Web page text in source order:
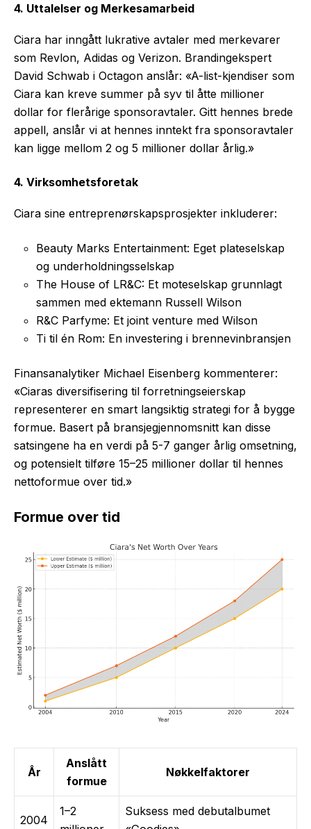
4. Uttalelser og Merkesamarbeid
Ciara har inngått lukrative avtaler med merkevarer
som Revlon, Adidas og Verizon. Brandingekspert
David Schwab i Octagon anslår: «A-list-kjendiser som
Ciara kan kreve summer på syv til åtte millioner
dollar for flerårige sponsoravtaler. Gitt hennes brede
appell, anslår vi at hennes inntekt fra sponsoravtaler
kan ligge mellom 2 og 5 millioner dollar årlig.»
4. Virksomhetsforetak
Ciara sine entreprenørskapsprosjekter inkluderer:
Beauty Marks Entertainment: Eget plateselskap
og underholdningsselskap
The House of LR&C: Et moteselskap grunnlagt
sammen med ektemann Russell Wilson
R&C Parfyme: Et joint venture med Wilson
Ti til én Rom: En investering i brennevinbransjen
Finansanalytiker Michael Eisenberg kommenterer:
«Ciaras diversifisering til forretningseierskap
representerer en smart langsiktig strategi for å bygge
formue. Basert på bransjegjennomsnitt kan disse
satsingene ha en verdi på 5-7 ganger årlig omsetning,
og potensielt tilføre 15–25 millioner dollar til hennes
nettoformue over tid.»
Formue over tid
År
Anslått
formue
Nøkkelfaktorer
2004
1–2
Suksess med debutalbumet